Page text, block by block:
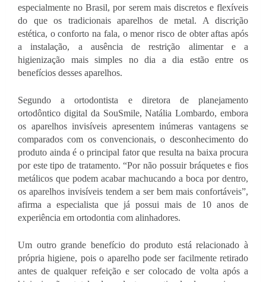
especialmente no Brasil, por serem mais discretos e flexíveis
do que os tradicionais aparelhos de metal. A discrição
estética, o conforto na fala, o menor risco de obter aftas após
a instalação, a ausência de restrição alimentar e a
higienização mais simples no dia a dia estão entre os
benefícios desses aparelhos.
Segundo a ortodontista e diretora de planejamento
ortodôntico digital da SouSmile, Natália Lombardo, embora
os aparelhos invisíveis apresentem inúmeras vantagens se
comparados com os convencionais, o desconhecimento do
produto ainda é o principal fator que resulta na baixa procura
por este tipo de tratamento. “Por não possuir bráquetes e fios
metálicos que podem acabar machucando a boca por dentro,
os aparelhos invisíveis tendem a ser bem mais confortáveis”,
afirma a especialista que já possui mais de 10 anos de
experiência em ortodontia com alinhadores.
Um outro grande benefício do produto está relacionado à
própria higiene, pois o aparelho pode ser facilmente retirado
antes de qualquer refeição e ser colocado de volta após a